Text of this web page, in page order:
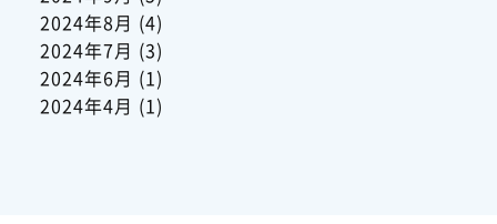
2024年8月 (4)
2024年7月 (3)
2024年6月 (1)
2024年4月 (1)